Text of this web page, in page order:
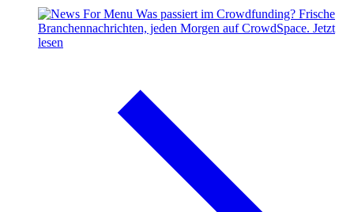
Was passiert im Crowdfunding? Frische
Branchennachrichten, jeden Morgen auf CrowdSpace. Jetzt
lesen